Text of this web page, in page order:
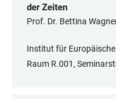
der Zeiten
Prof. Dr. Bettina
Institut für
Raum R.001,